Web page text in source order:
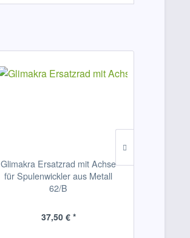
Glimakra Ersatzrad mit Achse
für Spulenwickler aus Metall
62/B
37,50 € *